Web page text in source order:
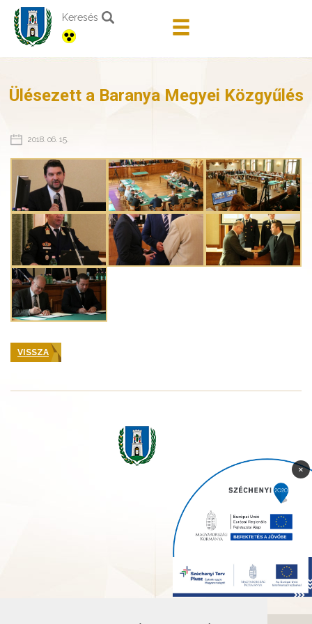
Keresés
Ülésezett a Baranya Megyei Közgyűlés
2018. 06. 15.
VISSZA
×